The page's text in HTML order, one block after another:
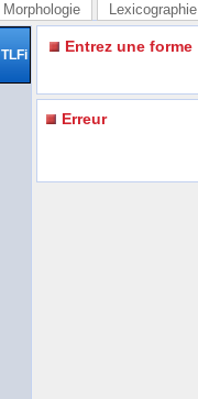
Morphologie Lexicographie
TLFi Entrez une forme
Erreur